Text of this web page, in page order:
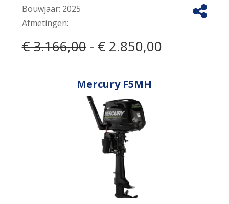
Bouwjaar: 2025
Afmetingen:
€ 3.166,00- € 2.850,00
Mercury F5MH